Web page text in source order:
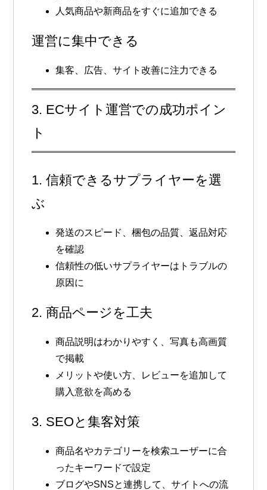
人気商品や新商品をすぐに追加できる
運営に集中できる
集客、広告、サイト改善に注力できる
3. ECサイト運営での成功ポイン
ト
1. 信頼できるサプライヤーを選
ぶ
発送のスピード、梱包の品質、返品対応
を確認
信頼性の低いサプライヤーはトラブルの
原因に
2. 商品ページを工夫
商品説明はわかりやすく、写真も高画質
で掲載
メリットや使い方、レビューを追加して
購入意欲を高める
3. SEOと集客対策
商品名やカテゴリーを検索ユーザーに合
ったキーワードで設定
ブログやSNSと連携して、サイトへの流